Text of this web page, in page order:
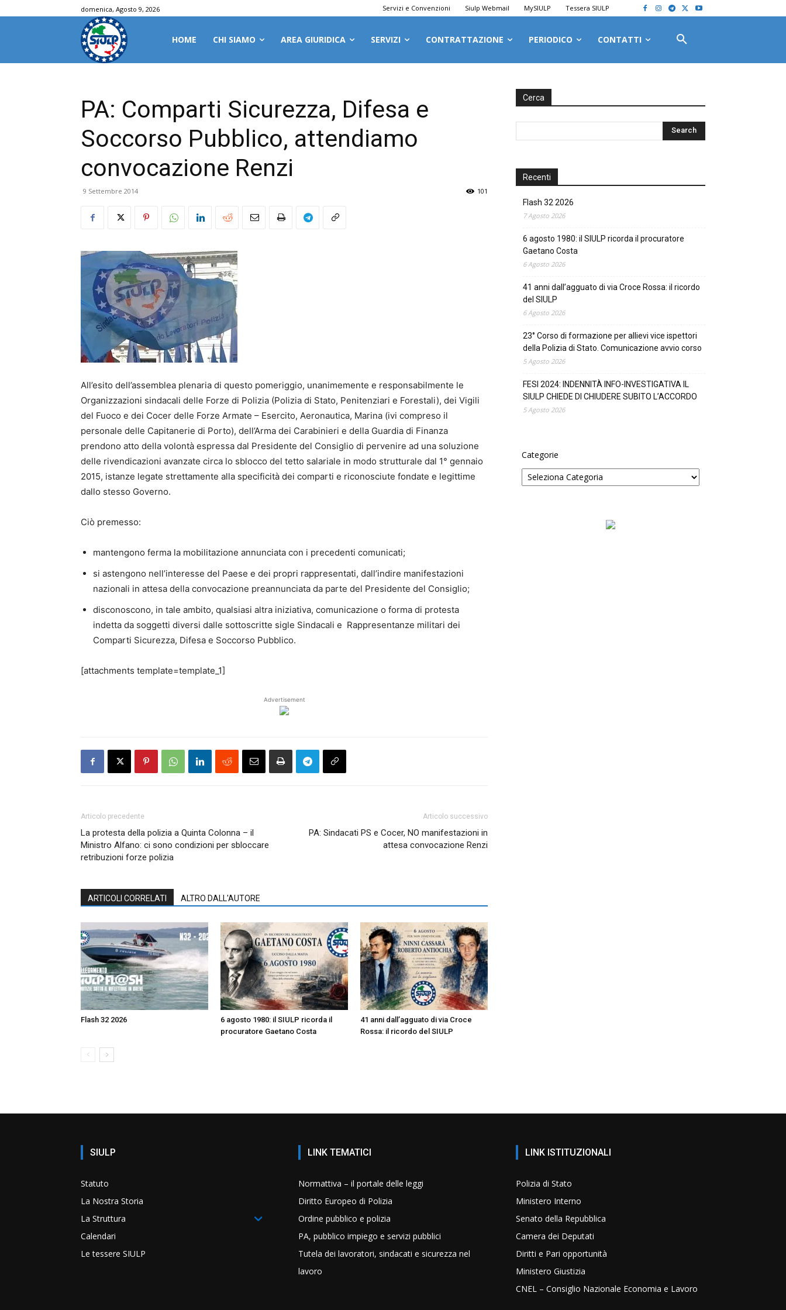
domenica, Agosto 9, 2026 Servizi e Convenzioni Siulp Webmail MySIULP Tessera SIULP
HOME CHI SIAMO AREA GIURIDICA SERVIZI CONTRATTAZIONE PERIODICO CONTATTI
PA: Comparti Sicurezza, Difesa e
Soccorso Pubblico, attendiamo
convocazione Renzi
9 Settembre 2014 101
All’esito dell’assemblea plenaria di questo pomeriggio, unanimemente e responsabilmente le
Organizzazioni sindacali delle Forze di Polizia (Polizia di Stato, Penitenziari e Forestali), dei Vigili
del Fuoco e dei Cocer delle Forze Armate – Esercito, Aeronautica, Marina (ivi compreso il
personale delle Capitanerie di Porto), dell’Arma dei Carabinieri e della Guardia di Finanza
prendono atto della volontà espressa dal Presidente del Consiglio di pervenire ad una soluzione
delle rivendicazioni avanzate circa lo sblocco del tetto salariale in modo strutturale dal 1° gennaio
2015, istanze legate strettamente alla specificità dei comparti e riconosciute fondate e legittime
dallo stesso Governo.
Ciò premesso:
mantengono ferma la mobilitazione annunciata con i precedenti comunicati;
si astengono nell’interesse del Paese e dei propri rappresentati, dall’indire manifestazioni
nazionali in attesa della convocazione preannunciata da parte del Presidente del Consiglio;
disconoscono, in tale ambito, qualsiasi altra iniziativa, comunicazione o forma di protesta
indetta da soggetti diversi dalle sottoscritte sigle Sindacali e Rappresentanze militari dei
Comparti Sicurezza, Difesa e Soccorso Pubblico.
[attachments template=template_1]
Advertisement
Articolo precedente
La protesta della polizia a Quinta Colonna – il
Ministro Alfano: ci sono condizioni per sbloccare
retribuzioni forze polizia
Articolo successivo
PA: Sindacati PS e Cocer, NO manifestazioni in
attesa convocazione Renzi
ARTICOLI CORRELATI ALTRO DALL'AUTORE
Flash 32 2026
6 agosto 1980: il SIULP ricorda il
procuratore Gaetano Costa
41 anni dall’agguato di via Croce
Rossa: il ricordo del SIULP
Cerca
Recenti
Flash 32 2026
7 Agosto 2026
6 agosto 1980: il SIULP ricorda il procuratore
Gaetano Costa
6 Agosto 2026
41 anni dall’agguato di via Croce Rossa: il ricordo
del SIULP
6 Agosto 2026
23° Corso di formazione per allievi vice ispettori
della Polizia di Stato. Comunicazione avvio corso
5 Agosto 2026
FESI 2024: INDENNITÀ INFO-INVESTIGATIVA IL
SIULP CHIEDE DI CHIUDERE SUBITO L’ACCORDO
5 Agosto 2026
Categorie
SIULP
Statuto
La Nostra Storia
La Struttura
Calendari
Le tessere SIULP
LINK TEMATICI
Normattiva – il portale delle leggi
Diritto Europeo di Polizia
Ordine pubblico e polizia
PA, pubblico impiego e servizi pubblici
Tutela dei lavoratori, sindacati e sicurezza nel
lavoro
LINK ISTITUZIONALI
Polizia di Stato
Ministero Interno
Senato della Repubblica
Camera dei Deputati
Diritti e Pari opportunità
Ministero Giustizia
CNEL – Consiglio Nazionale Economia e Lavoro